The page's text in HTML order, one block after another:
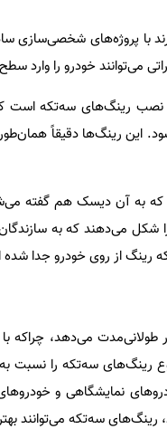
با پروژه‌های شخصی‌سازی‌
می‌توانند خودرو را وارد
نصب رینگ‌های سه‌تکه است
این رینگ‌ها دقیقاً
به آن دیسک هم گفته
شکل می‌دهند که به
رینگ از روی خودرو جدا شده
طولانی‌مدت می‌دهد،
رینگ‌های سه‌تکه را نسبت
نمایشگاهی و
سه‌تکه می‌توانند